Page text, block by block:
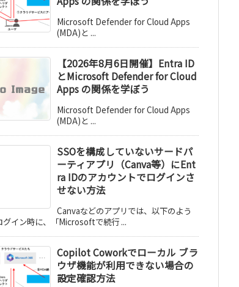
Microsoft Defender for Cloud Apps
(MDA)と ...
【2026年8月6日開催】Entra ID
とMicrosoft Defender for Cloud
Apps の関係を学ぼう
Microsoft Defender for Cloud Apps
(MDA)と ...
SSOを構成していないサードパ
ーティアプリ（Canva等）にEnt
ra IDのアカウントでログインさ
せない方法
Canvaなどのアプリでは、以下のよう
グイン時に、「Microsoftで続行 ...
Copilot Coworkでローカル ブラ
ウザ機能が利用できない場合の
設定確認方法